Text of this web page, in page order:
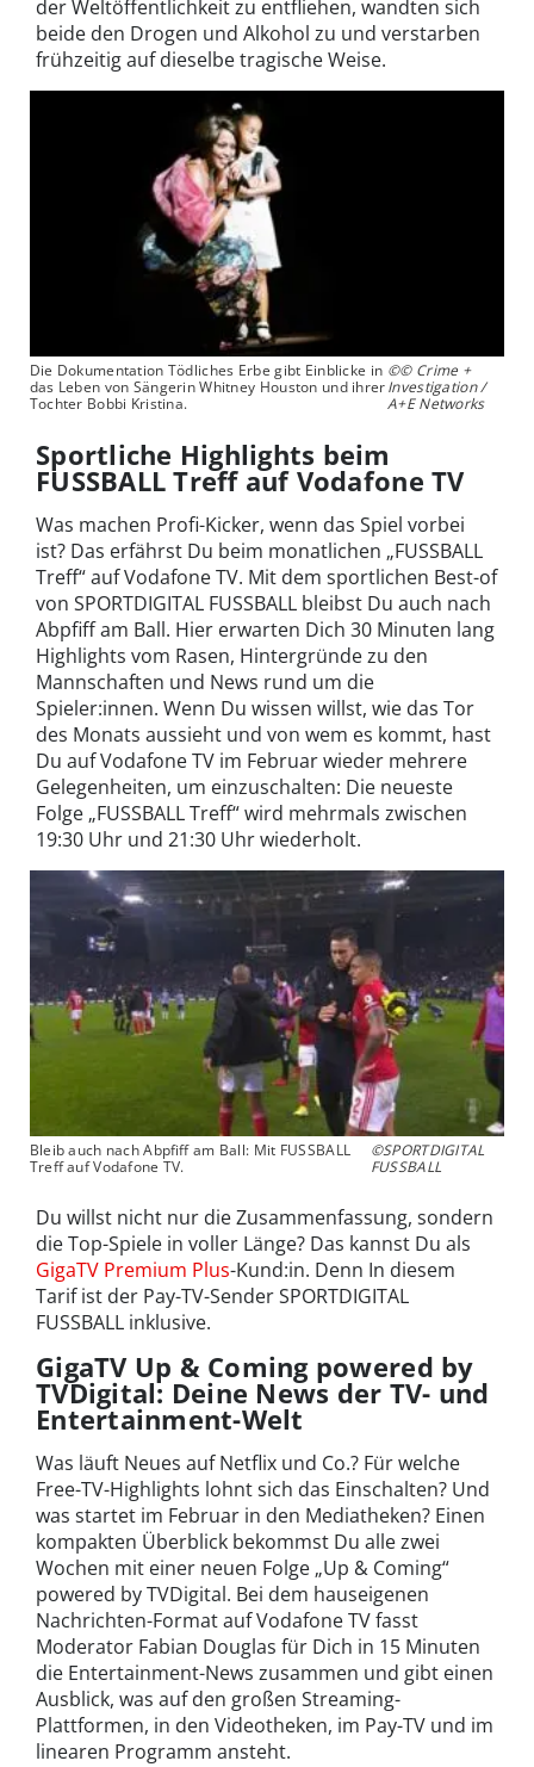
der Weltöffentlichkeit zu entfliehen, wandten sich
beide den Drogen und Alkohol zu und verstarben
frühzeitig auf dieselbe tragische Weise.
Die Dokumentation Tödliches Erbe gibt Einblicke in
das Leben von Sängerin Whitney Houston und ihrer
Tochter Bobbi Kristina.
©© Crime +
Investigation /
A+E Networks
Sportliche Highlights beim
FUSSBALL Treff auf Vodafone TV
Was machen Profi-Kicker, wenn das Spiel vorbei
ist? Das erfährst Du beim monatlichen „FUSSBALL
Treff“ auf Vodafone TV. Mit dem sportlichen Best-of
von SPORTDIGITAL FUSSBALL bleibst Du auch nach
Abpfiff am Ball. Hier erwarten Dich 30 Minuten lang
Highlights vom Rasen, Hintergründe zu den
Mannschaften und News rund um die
Spieler:innen. Wenn Du wissen willst, wie das Tor
des Monats aussieht und von wem es kommt, hast
Du auf Vodafone TV im Februar wieder mehrere
Gelegenheiten, um einzuschalten: Die neueste
Folge „FUSSBALL Treff“ wird mehrmals zwischen
19:30 Uhr und 21:30 Uhr wiederholt.
Bleib auch nach Abpfiff am Ball: Mit FUSSBALL
Treff auf Vodafone TV.
©SPORTDIGITAL
FUSSBALL
Du willst nicht nur die Zusammenfassung, sondern
die Top-Spiele in voller Länge? Das kannst Du als
GigaTV Premium Plus-Kund:in. Denn In diesem
Tarif ist der Pay-TV-Sender SPORTDIGITAL
FUSSBALL inklusive.
GigaTV Up & Coming powered by
TVDigital: Deine News der TV- und
Entertainment-Welt
Was läuft Neues auf Netflix und Co.? Für welche
Free-TV-Highlights lohnt sich das Einschalten? Und
was startet im Februar in den Mediatheken? Einen
kompakten Überblick bekommst Du alle zwei
Wochen mit einer neuen Folge „Up & Coming“
powered by TVDigital. Bei dem hauseigenen
Nachrichten-Format auf Vodafone TV fasst
Moderator Fabian Douglas für Dich in 15 Minuten
die Entertainment-News zusammen und gibt einen
Ausblick, was auf den großen Streaming-
Plattformen, in den Videotheken, im Pay-TV und im
linearen Programm ansteht.